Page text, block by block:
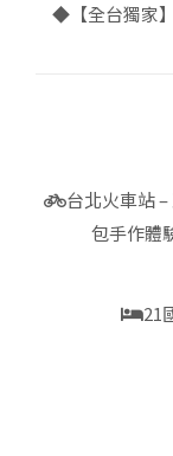
◆【全台獨家
台北火車站
包手作體
21